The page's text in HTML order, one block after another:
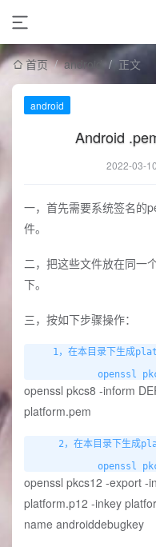
首页 / android / 正文
android
Android
2022-03-10
一，首先需要系统签名的
件。
二，把这些文件放在同一
下。
三，按如下步骤操作：
1，在本目录下生成
openssl pkcs8 -inform
platform.pem
2，在本目录下生成
openssl pkcs12 -export -
platform.p12 -inkey
name androiddebugkey